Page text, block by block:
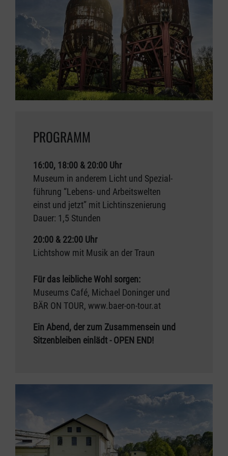
PROGRAMM
16:00, 18:00 & 20:00 Uhr
Museum in anderem Licht und Spezial-
führung “Lebens- und Arbeitswelten
einst und jetzt” mit Lichtinszenierung
Dauer: 1,5 Stunden
20:00 & 22:00 Uhr
Lichtshow mit Musik an der Traun
Für das leibliche Wohl sorgen:
Museums Café, Michael Doninger und
BÄR ON TOUR, www.baer-on-tour.at
Ein Abend, der zum Zusammensein und
Sitzenbleiben einlädt - OPEN END!